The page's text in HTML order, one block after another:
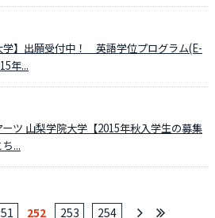
】出願受付中！ 英語学位プログラム(E-
年...
ツ 山梨学院大学【2015年秋入学生の募集
...
252 253 254